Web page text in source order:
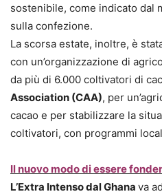
sostenibile, come indicato dal
sulla confezione.
La scorsa estate, inoltre, è
con un’organizzazione di
da più di 6.000 coltivatori di
Association (CAA), per
cacao e per stabilizzare la
coltivatori, con programmi
Il nuovo modo di essere
L’Extra Intenso dal Ghana va